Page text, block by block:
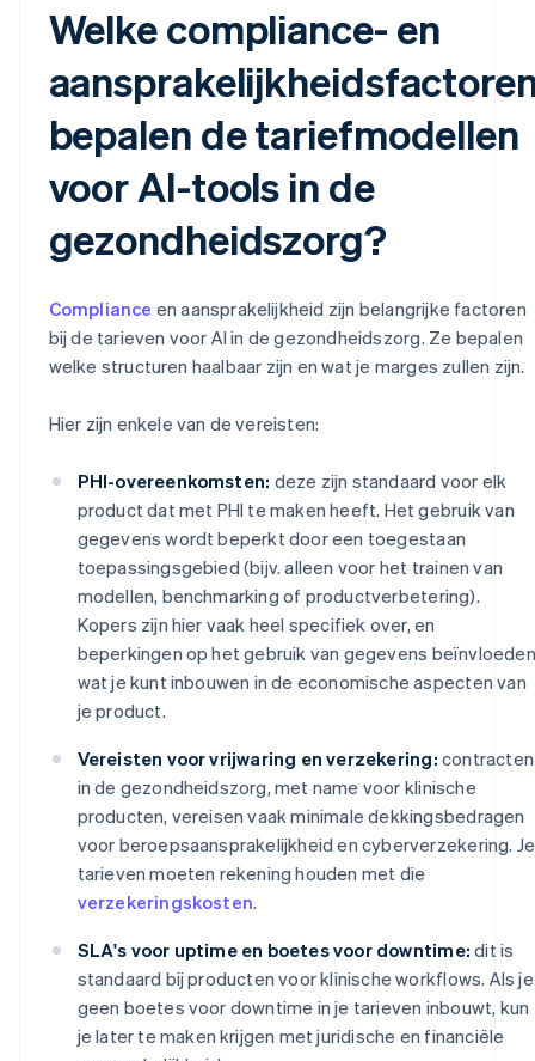
Welke compliance- en
bepalen de tariefmodellen
voor AI-tools in de
gezondheidszorg?
Compliance en aansprakelijkheid zijn belangrijke factoren
bij de tarieven voor AI in de gezondheidszorg. Ze bepalen
welke structuren haalbaar zijn en wat je marges zullen zijn.
Hier zijn enkele van de vereisten:
PHI-overeenkomsten: deze zijn standaard voor elk
product dat met PHI te maken heeft. Het gebruik van
gegevens wordt beperkt door een toegestaan
toepassingsgebied (bijv. alleen voor het trainen van
modellen, benchmarking of productverbetering).
Kopers zijn hier vaak heel specifiek over, en
beperkingen op het gebruik van gegevens beïnvloeden
wat je kunt inbouwen in de economische aspecten van
je product.
Vereisten voor vrijwaring en verzekering: contracten
in de gezondheidszorg, met name voor klinische
producten, vereisen vaak minimale dekkingsbedragen
voor beroepsaansprakelijkheid en cyberverzekering. Je
tarieven moeten rekening houden met die
verzekeringskosten.
SLA's voor uptime en boetes voor downtime: dit is
standaard bij producten voor klinische workflows. Als je
geen boetes voor downtime in je tarieven inbouwt, kun
je later te maken krijgen met juridische en financiële